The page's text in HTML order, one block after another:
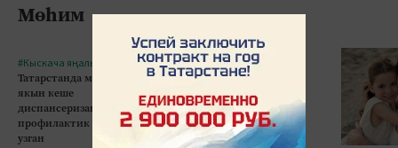
Мөһим
#Кыскача яңалыклар
Татарстанда миллионга
якын кеше
диспансеризация һәм
профилактик тикшеренү
узган
#Кыскача яңалыклар
Казанда 5 яшьлек бала
10нчы кат тәрәзәсеннән
егылып һәлак булган